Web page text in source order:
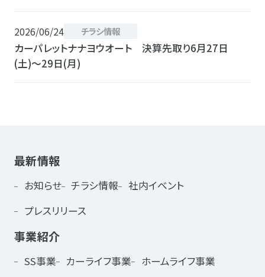
2026/06/24 チラシ情報
カーパレットナナヨウオート 決算先取り6月27日
(土)〜29日(月)
最新情報
お知らせ チラシ情報
社内イベント
プレスリリース
事業紹介
SS事業 カーライフ事業 ホームライフ事業